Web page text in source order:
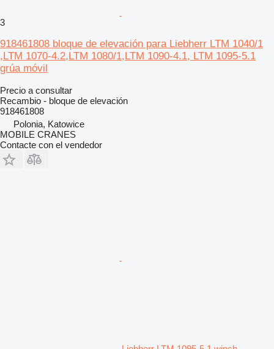
3
918461808 bloque de elevación para Liebherr LTM 1040/1
,LTM 1070-4.2,LTM 1080/1,LTM 1090-4.1, LTM 1095-5.1
grúa móvil
Precio a consultar
Recambio - bloque de elevación
918461808
Polonia, Katowice
MOBILE CRANES
Contacte con el vendedor